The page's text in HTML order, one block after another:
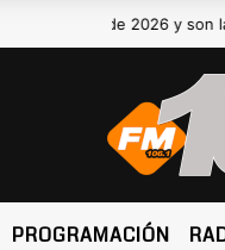
de 2026 y son las
PROGRAMACIÓN